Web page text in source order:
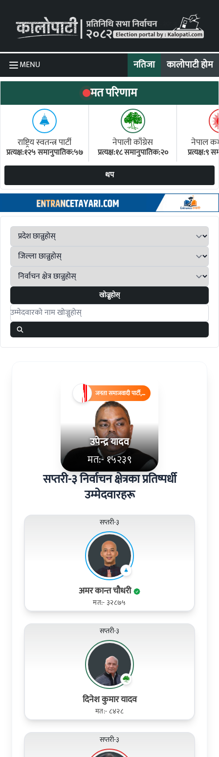
MENU नतिजा कालोपाटी होम
मत परिणाम
राष्ट्रिय स्वतन्त्र पार्टी
प्रत्यक्ष:१२५ समानुपातिक:५७
नेपाली काँग्रेस
प्रत्यक्ष:१८ समानुपातिक:२०
नेपाल
प्रत्यक्ष:९
थप
खोज्नुहोस्
Search candidates
उपेन्द्र यादव
मत:- १५२३९
जनता समाजवादी पार्टी,
नेपाल
सप्तरी-३ निर्वाचन क्षेत्रका प्रतिष्पर्धी
उम्मेदवारहरू
सप्तरी-३
अमर कान्त चौधरी
मत:- ३२८७५
सप्तरी-३
दिनेश कुमार यादव
मत:- ८४२८
सप्तरी-३